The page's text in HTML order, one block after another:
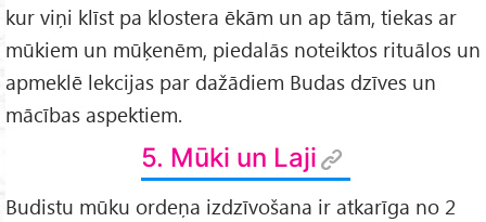
kur viņi klīst pa klostera ēkām un ap tām, tiekas ar
mūkiem un mūķenēm, piedalās noteiktos rituālos un
apmeklē lekcijas par dažādiem Budas dzīves un
mācības aspektiem.
5. Mūki un Laji
Budistu mūku ordeņa izdzīvošana ir atkarīga no 2